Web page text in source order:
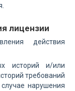
лицензии
действия
историй и/или
требований
нарушения